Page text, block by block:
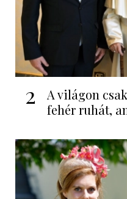
2
A világon
fehér ruhát,